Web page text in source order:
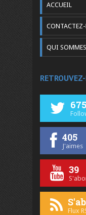
ACCUEIL
QUI
675
405
J'aimes
39
Flux